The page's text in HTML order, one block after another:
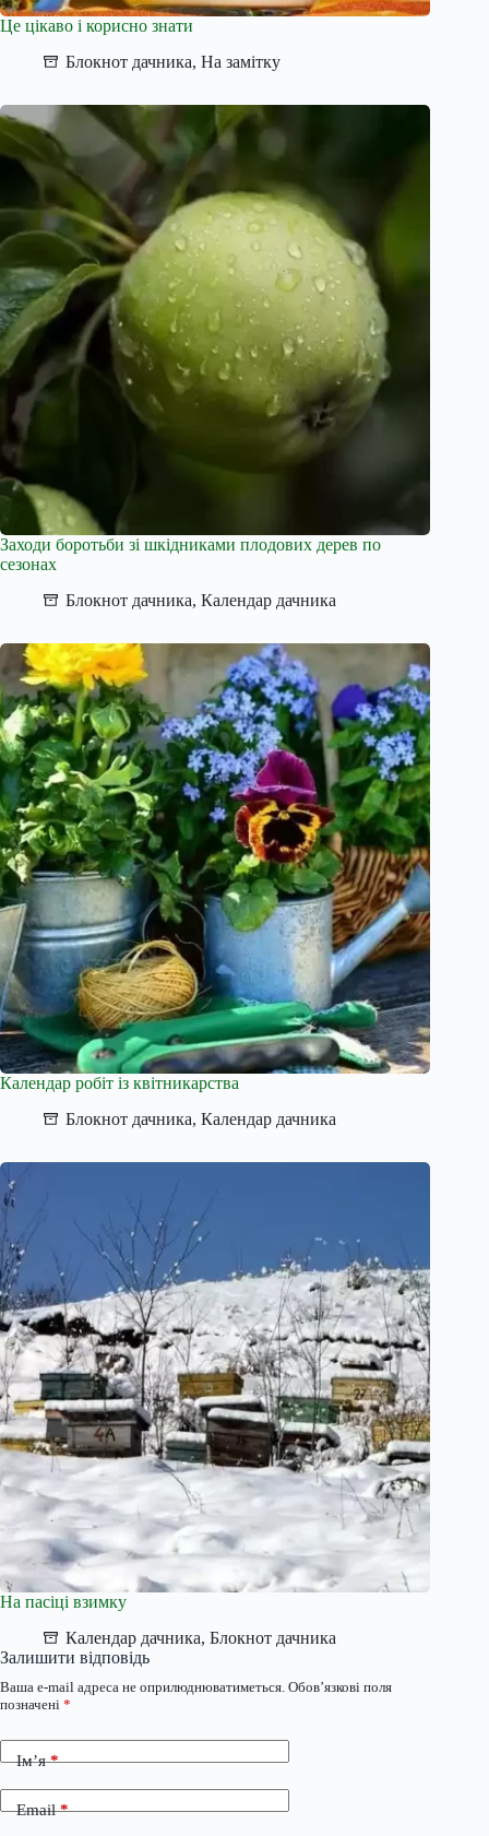
Це цікаво і корисно знати
Блокнот дачника, На замітку
Заходи боротьби зі шкідниками плодових дерев по
сезонах
Блокнот дачника, Календар дачника
Календар робіт із квітникарства
Блокнот дачника, Календар дачника
На пасіці взимку
Календар дачника, Блокнот дачника
Залишити відповідь
Ваша e-mail адреса не оприлюднюватиметься. Обов’язкові поля
позначені *
Ім’я*
Email*